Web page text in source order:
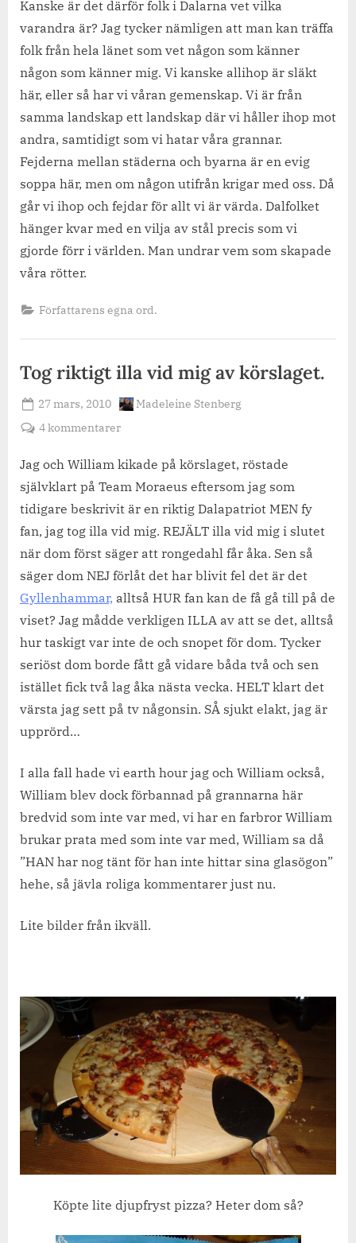
Kanske är det därför folk i Dalarna vet vilka
varandra är? Jag tycker nämligen att man kan träffa
folk från hela länet som vet någon som känner
någon som känner mig. Vi kanske allihop är släkt
här, eller så har vi våran gemenskap. Vi är från
samma landskap ett landskap där vi håller ihop mot
andra, samtidigt som vi hatar våra grannar.
Fejderna mellan städerna och byarna är en evig
soppa här, men om någon utifrån krigar med oss. Då
går vi ihop och fejdar för allt vi är värda. Dalfolket
hänger kvar med en vilja av stål precis som vi
gjorde förr i världen. Man undrar vem som skapade
våra rötter.
Författarens egna ord.
Tog riktigt illa vid mig av körslaget.
Posted
on
27 mars, 2010 By
Madeleine Stenberg
4 kommentarertill
riktigt
illa
mig
av
körslaget.
Jag och William kikade på körslaget, röstade
självklart på Team Moraeus eftersom jag som
tidigare beskrivit är en riktig Dalapatriot MEN fy
fan, jag tog illa vid mig. REJÄLT illa vid mig i slutet
när dom först säger att rongedahl får åka. Sen så
säger dom NEJ förlåt det har blivit fel det är det
Gyllenhammar, alltså HUR fan kan de få gå till på de
viset? Jag mådde verkligen ILLA av att se det, alltså
hur taskigt var inte de och snopet för dom. Tycker
seriöst dom borde fått gå vidare båda två och sen
istället fick två lag åka nästa vecka. HELT klart det
värsta jag sett på tv någonsin. SÅ sjukt elakt, jag är
upprörd…
I alla fall hade vi earth hour jag och William också,
William blev dock förbannad på grannarna här
bredvid som inte var med, vi har en farbror William
brukar prata med som inte var med, William sa då
”HAN har nog tänt för han inte hittar sina glasögon”
hehe, så jävla roliga kommentarer just nu.
Lite bilder från ikväll.
Köpte lite djupfryst pizza? Heter dom så?